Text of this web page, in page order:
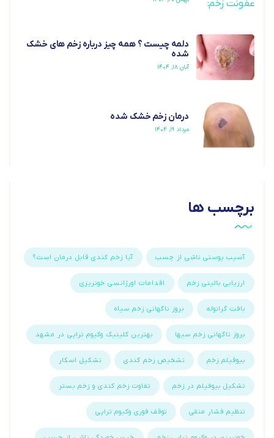
دلمه چیست ؟ همه چیز درباره زخم های خشک
شده
آبان ۱۸, ۱۴۰۴
درمان زخم خشک شده
مرداد ۱۹, ۱۴۰۴
برچسب ها
آسیب پوستی ناشی از چسب آیا زخم کندی قابل درمان است؟
ارزیابی بالینی زخم اقدامات اورژانسی خونریزی
بافت گرانوله بروز ناگهانی زخم سیاه
بروز ناگهانی زخم سیها بهترین کلینیک وکیوم تراپی در مشهد
بیوفیلم زخم تشخیص زخم کندی تشکیل اسکار
تشکیل بیوفیلم در زخم تفاوت زخم کندی و زخم بستر
تنظیم فشار منفی توقف فوری وکیوم تراپی